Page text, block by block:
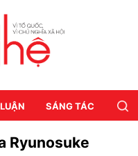
SÁNG TÁC
Ryunosuke